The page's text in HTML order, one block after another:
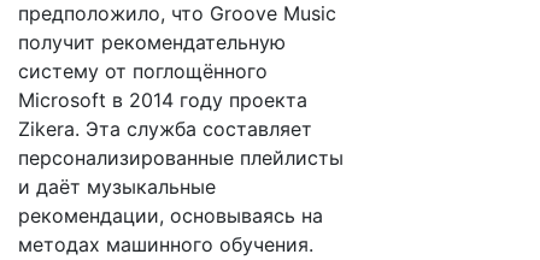
предположило, что Groove Music
получит рекомендательную
систему от поглощённого
Microsoft в 2014 году проекта
Zikera. Эта служба составляет
персонализированные плейлисты
и даёт музыкальные
рекомендации, основываясь на
методах машинного обучения.